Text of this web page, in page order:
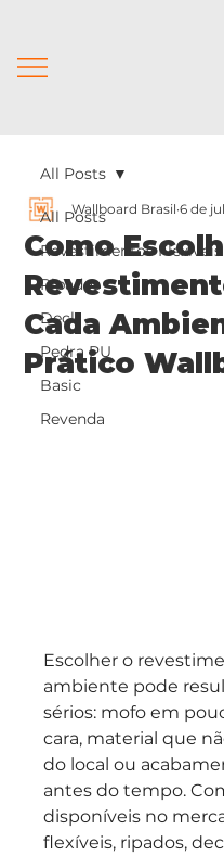
All Posts
Revestimentos Flexíveis
Ripados
Deck
Pedra PU
Basic
Revenda
All Posts
Como
Cada
Prático
Wallboard Brasil 6 de
Escolher o
ambiente pode
sérios: mofo em
cara, material que
do local ou
antes do tempo.
disponíveis no
flexíveis, ripados,